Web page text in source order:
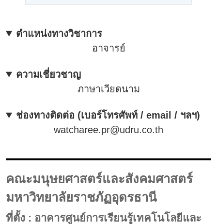
ตำแหน่งทางวิชาการ
อาจารย์
ความเชี่ยวชาญ
ภาษาเวียดนาม
ช่องทางติดต่อ (เบอร์โทรศัพท์ / email / ฯลฯ)
watcharee.pr@udru.co.th
คณะมนุษยศาสตร์และสังคมศาสตร์
มหาวิทยาลัยราชภัฏอุดรธานี
ที่ตั้ง : อาคารศูนย์การเรียนรู้เทคโนโลยีและ